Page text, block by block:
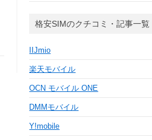
格安SIMのクチコミ・記事一覧
IIJmio
楽天モバイル
OCN モバイル ONE
DMMモバイル
Y!mobile